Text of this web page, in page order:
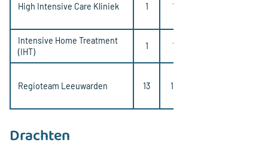
High Intensive Care Kliniek 1 1
Intensive Home Treatment
(IHT)
1 1
Regioteam Leeuwarden 13 13
Drachten